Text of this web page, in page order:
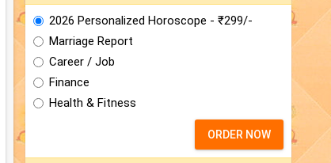
2026 Personalized Horoscope - ₹299/-
Marriage Report
Career / Job
Finance
Health & Fitness
ORDER NOW